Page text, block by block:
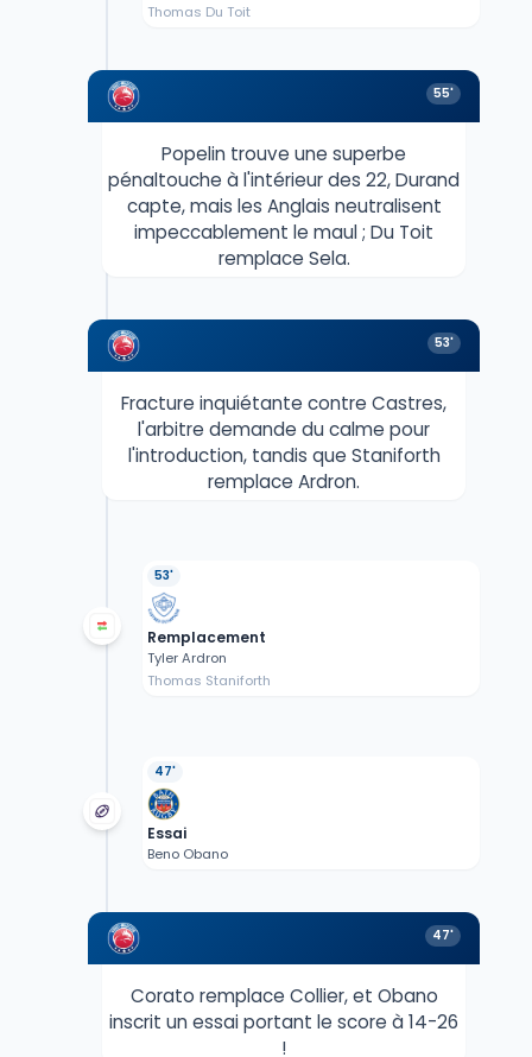
Thomas Du Toit
55'
Popelin trouve une superbe
pénaltouche à l'intérieur des 22, Durand
capte, mais les Anglais neutralisent
impeccablement le maul ; Du Toit
remplace Sela.
53'
Fracture inquiétante contre Castres,
l'arbitre demande du calme pour
l'introduction, tandis que Staniforth
remplace Ardron.
53'
Remplacement
Tyler Ardron
Thomas Staniforth
47'
Essai
Beno Obano
47'
Corato remplace Collier, et Obano
inscrit un essai portant le score à 14-26
!